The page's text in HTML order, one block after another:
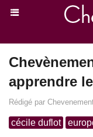
apprendre
Rédigé par
cécile duflot